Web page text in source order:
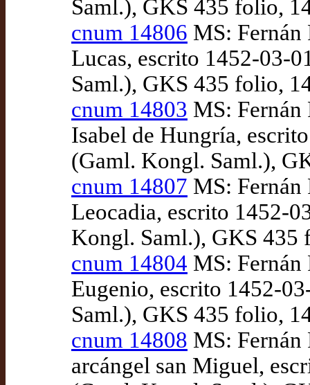
Saml.), GKS 435 folio,
cnum 14806 MS: Fernán
Lucas, escrito 1452-03-
Saml.), GKS 435 folio,
cnum 14803 MS: Fernán
Isabel de Hungría,
(Gaml. Kongl. Saml.),
cnum 14807 MS: Fernán
Leocadia, escrito 1452-
Kongl. Saml.), GKS 435
cnum 14804 MS: Fernán
Eugenio, escrito 1452-
Saml.), GKS 435 folio,
cnum 14808 MS: Fernán
arcángel san Miguel,